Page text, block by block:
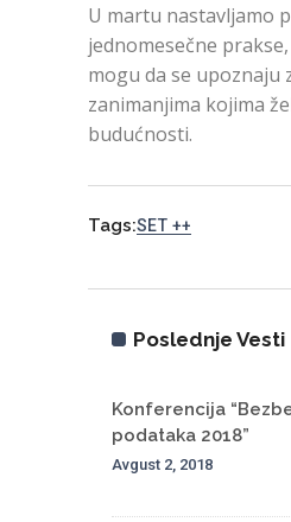
U martu nastavljamo
jednomesečne
mogu da se upoznaju
zanimanjima kojima
budućnosti.
Tags:SET ++
Poslednje Vesti
Konferencija
podataka 2018”
Avgust 2, 2018